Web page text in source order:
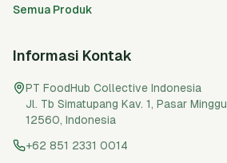
Semua Produk
Informasi Kontak
PT FoodHub Collective Indonesia
Jl. Tb Simatupang Kav. 1, Pasar Minggu
12560, Indonesia
+62 851 2331 0014